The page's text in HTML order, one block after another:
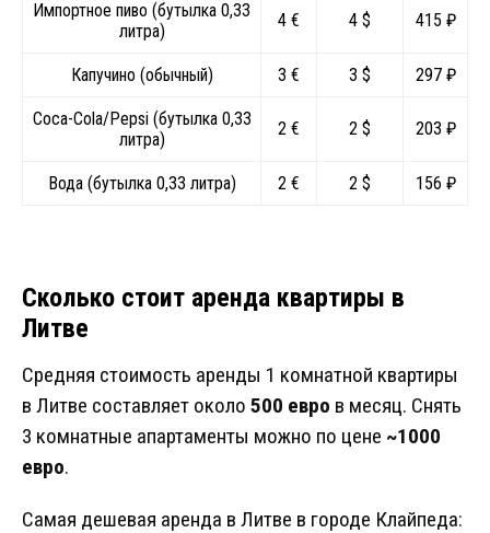
Импортное пиво (бутылка 0,33
литра)
4 € 4 $ 415 ₽
Капучино (обычный) 3 € 3 $ 297 ₽
Coca-Cola/Pepsi (бутылка 0,33
литра)
2 € 2 $ 203 ₽
Вода (бутылка 0,33 литра) 2 € 2 $ 156 ₽
Сколько стоит аренда квартиры в
Литве
Средняя стоимость аренды 1 комнатной квартиры
в Литве составляет около 500 евро в месяц. Снять
3 комнатные апартаменты можно по цене ~1000
евро.
Самая дешевая аренда в Литве в городе Клайпеда: